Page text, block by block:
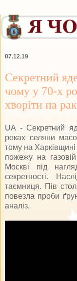
07.12.19
Секретний
чому у 70-х
хворіти на рак
UA - Секретний
роках селяни
тому на
пожежу на
Москві під
секретності.
таємниця. Пів
повезла проби
аналіз.